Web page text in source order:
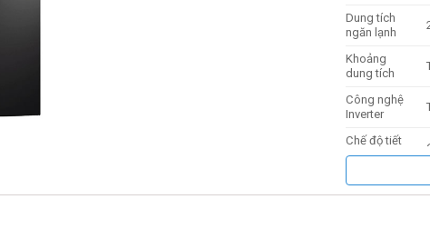
Dung tích
ngăn lạnh
Khoảng
dung tích
Công nghệ
Inverter
Chế độ tiết
kiệm điện
Công nghệ
làm lạnh